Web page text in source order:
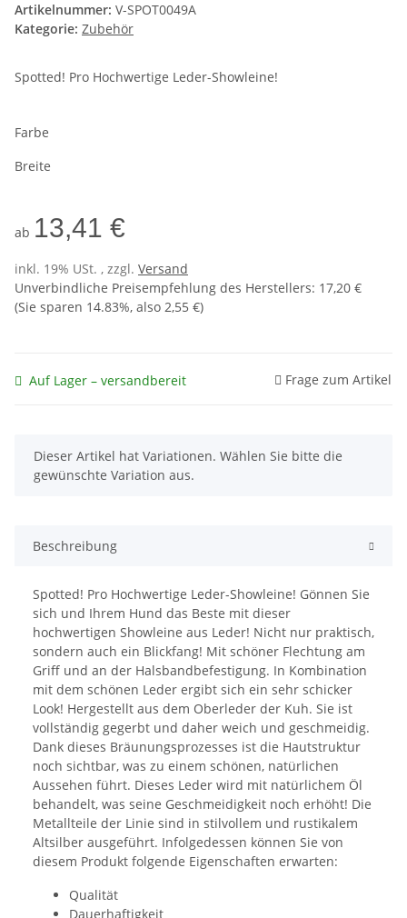
Artikelnummer: V-SPOT0049A
Kategorie: Zubehör
Spotted! Pro Hochwertige Leder-Showleine!
Farbe
Breite
ab 13,41 €
inkl. 19% USt. , zzgl. Versand
Unverbindliche Preisempfehlung des Herstellers: 17,20 €
(Sie sparen 14.83%, also 2,55 €)
Auf Lager – versandbereit Frage zum Artikel
x
Dieser Artikel hat Variationen. Wählen Sie bitte die
gewünschte Variation aus.
Beschreibung
Spotted! Pro Hochwertige Leder-Showleine! Gönnen Sie
sich und Ihrem Hund das Beste mit dieser
hochwertigen Showleine aus Leder! Nicht nur praktisch,
sondern auch ein Blickfang! Mit schöner Flechtung am
Griff und an der Halsbandbefestigung. In Kombination
mit dem schönen Leder ergibt sich ein sehr schicker
Look! Hergestellt aus dem Oberleder der Kuh. Sie ist
vollständig gegerbt und daher weich und geschmeidig.
Dank dieses Bräunungsprozesses ist die Hautstruktur
noch sichtbar, was zu einem schönen, natürlichen
Aussehen führt. Dieses Leder wird mit natürlichem Öl
behandelt, was seine Geschmeidigkeit noch erhöht! Die
Metallteile der Linie sind in stilvollem und rustikalem
Altsilber ausgeführt. Infolgedessen können Sie von
diesem Produkt folgende Eigenschaften erwarten:
Qualität
Dauerhaftigkeit